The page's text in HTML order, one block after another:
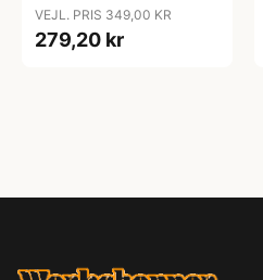
VEJL. PRIS 349,00 KR
279,20 kr